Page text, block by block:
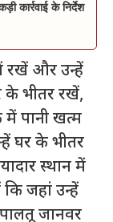
कार्रवाई के निर्देश
रखें और उन्हें
के भीतर रखें,
पानी खत्म
घर के भीतर
स्थान में
जहां उन्हें
जानवर